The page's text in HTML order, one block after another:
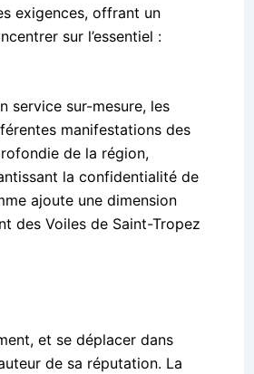
exigences, offrant un
sur l’essentiel :
service sur-mesure, les
manifestations des
de la région,
la confidentialité de
ajoute une dimension
des Voiles de Saint-Tropez
et se déplacer dans
de sa réputation. La